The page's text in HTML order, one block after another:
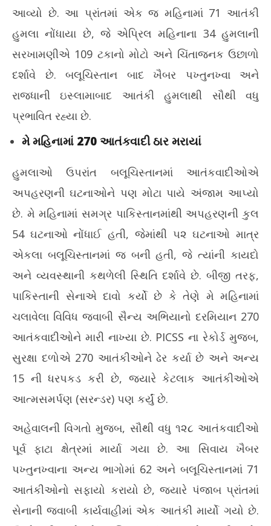
આવ્યો છે. આ પ્રાંતમાં એક જ મહિનામાં 71 આતંકી
હુમલા નોંધાયા છે, જે એપ્રિલ મહિનાના 34 હુમલાની
સરખામણીએ 109 ટકાનો મોટો અને ચિંતાજનક ઉછાળો
દર્શાવે છે. બલૂચિસ્તાન બાદ ખૈબર પખ્તુનખ્વા અને
રાજધાની ઇસ્લામાબાદ આતંકી હુમલાથી સૌથી વધુ
પ્રભાવિત રહ્યા છે.
મે મહિનામાં 270 આતંકવાદી ઠાર મરાયાં
હુમલાઓ ઉપરાંત બલૂચિસ્તાનમાં આતંકવાદીઓએ
અપહરણની ઘટનાઓને પણ મોટા પાયે અંજામ આપ્યો
છે. મે મહિનામાં સમગ્ર પાકિસ્તાનમાંથી અપહરણની કુલ
54 ઘટનાઓ નોંધાઈ હતી, જેમાંથી ૫૨ ઘટનાઓ માત્ર
એકલા બલૂચિસ્તાનમાં જ બની હતી, જે ત્યાંની કાયદો
અને વ્યવસ્થાની કથળેલી સ્થિતિ દર્શાવે છે. બીજી તરફ,
પાકિસ્તાની સેનાએ દાવો કર્યો છે કે તેણે મે મહિનામાં
ચલાવેલા વિવિધ જવાબી સૈન્ય અભિયાનો દરમિયાન 270
આતંકવાદીઓને મારી નાખ્યા છે. PICSS ના રેકોર્ડ મુજબ,
સુરક્ષા દળોએ 270 આતંકીઓને ઢેર કર્યા છે અને અન્ય
15 ની ધરપકડ કરી છે, જ્યારે કેટલાક આતંકીઓએ
આત્મસમર્પણ (સરન્ડર) પણ કર્યું છે.
અહેવાલની વિગતો મુજબ, સૌથી વધુ ૧૨૮ આતંકવાદીઓ
પૂર્વ ફાટા ક્ષેત્રમાં માર્યા ગયા છે. આ સિવાય ખૈબર
પખ્તુનખ્વાના અન્ય ભાગોમાં 62 અને બલૂચિસ્તાનમાં 71
આતંકીઓનો સફાયો કરાયો છે, જ્યારે પંજાબ પ્રાંતમાં
સેનાની જવાબી કાર્યવાહીમાં એક આતંકી માર્યો ગયો છે.